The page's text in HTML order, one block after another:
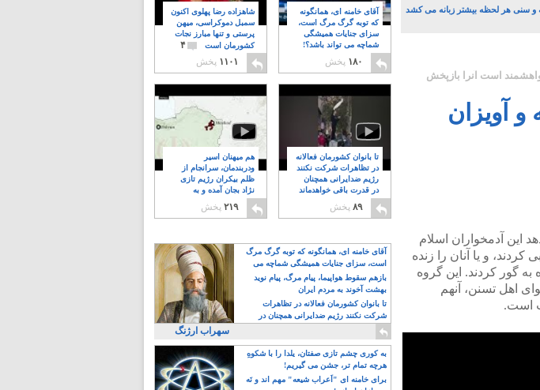
سنی هر لحظه بیشتر زبانه می کشد
است آنرا بازپخش
آویزان
این آدمخواران اسلام
و یا آنان را زنده
گور کردند. این گروه
اهل تسنن، آنهم
است.
شاهزاده رضا پهلوی اکنون
سمبل دموکراسی، میهن
پرستی و تنها مبارز نجات
کشورمان است
۴
۱۱۰۱ پخش
آقای خامنه ای، همانگونه
که توبه گرگ مرگ است،
سزای جنایات همیشگی
شماچه می تواند باشد؟!
۸
۱۸۰ پخش
هم میهنان اسیر
ودربندمان، سرانجام از
ظلم بیکران رژیم تازی
نژاد بجان آمده و به
۲۱۹ پخش
تا بانوان کشورمان فعالانه
در تظاهرات شرکت نکنند
رژیم ضدایرانی همچنان
در قدرت باقی خواهدماند
۸
۸۹ پخش
آقای خامنه ای، همانگونه که توبه گرگ مرگ
است، سزای جنایات همیشگی شماچه می
تواند باشد؟!
بازهم سقوط هواپیما، پیام مرگ، پیام نوید
بهشت آخوند به مردم ایران
تا بانوان کشورمان فعالانه در تظاهرات
شرکت نکنند رژیم ضدایرانی همچنان در
قدرت باقی خواهدماند
سهراب ارژنگ
به کوری چشم تازی صفتان، یلدا را با شکوهِ
هرچه تمام تر، جشن می گیریم!
برای خامنه ای "اَعراب شیعه" مهم اند و نَه